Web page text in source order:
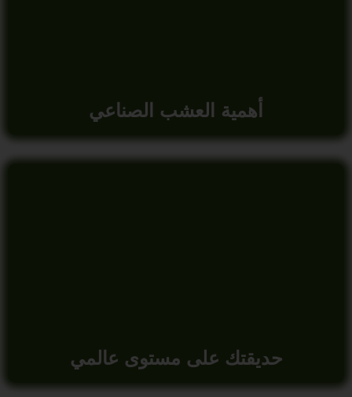
أهمية العشب الصناعي
حديقتك على مستوى عالمي